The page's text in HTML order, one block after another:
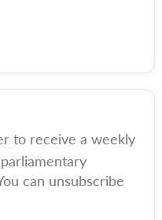
to receive a weekly
can unsubscribe